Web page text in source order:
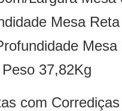
Mesa Reta
Mesa
37,82Kg
com